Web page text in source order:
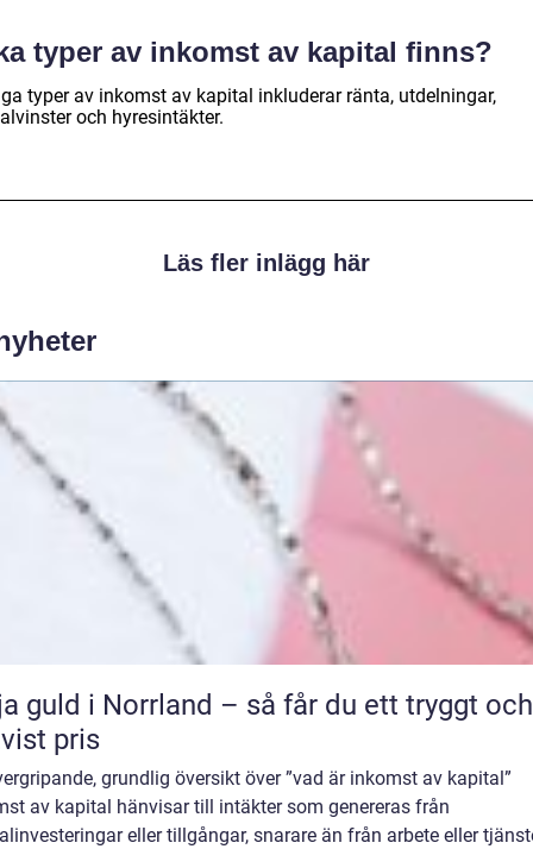
typer av inkomst av kapital finns?
typer av inkomst av kapital inkluderar ränta, utdelningar,
och hyresintäkter.
Läs fler inlägg här
guld i Norrland – så får du ett tryggt och
pris
grundlig översikt över ”vad är inkomst av kapital”
av kapital hänvisar till intäkter som genereras från
eller tillgångar, snarare än från arbete eller